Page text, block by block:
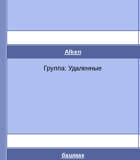
Alken
Группа: Удаленные
башмак